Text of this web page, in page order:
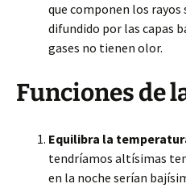
que componen los
difundido por las capas
gases no tienen olor.
Funciones de
Equilibra la
tendríamos altísimas
en la noche serían